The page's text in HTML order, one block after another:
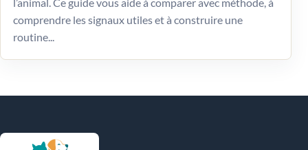
comprendre les signaux utiles et à construire une
routine...